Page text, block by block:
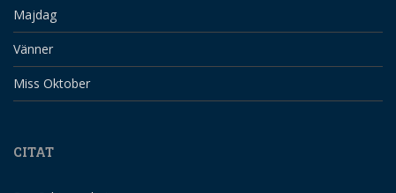
Majdag
Vänner
Miss Oktober
CITAT